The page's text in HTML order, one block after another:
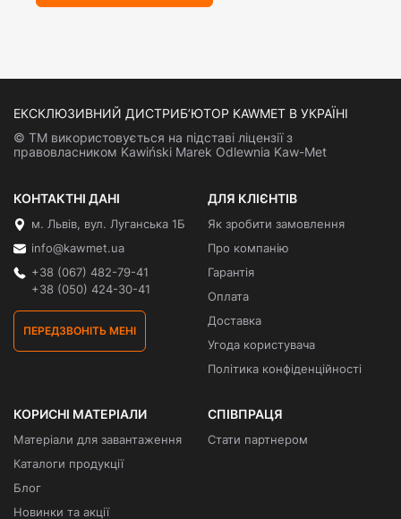
ЕКСКЛЮЗИВНИЙ ДИСТРИБ’ЮТОР KAWMET В УКРАЇНІ
© ТМ використовується на підставі ліцензії з
правовласником Kawiński Marek Odlewnia Kaw-Met
КОНТАКТНІ ДАНІ
м. Львів, вул. Луганська 1Б
info@kawmet.ua
+38 (067) 482-79-41
+38 (050) 424-30-41
ПЕРЕДЗВОНІТЬ МЕНІ
ДЛЯ КЛІЄНТІВ
Як зробити замовлення
Про компанію
Гарантія
Оплата
Доставка
Угода користувача
Політика конфіденційності
КОРИСНІ МАТЕРІАЛИ
Матеріали для завантаження
Каталоги продукції
Блог
Новинки та акції
СПІВПРАЦЯ
Стати партнером